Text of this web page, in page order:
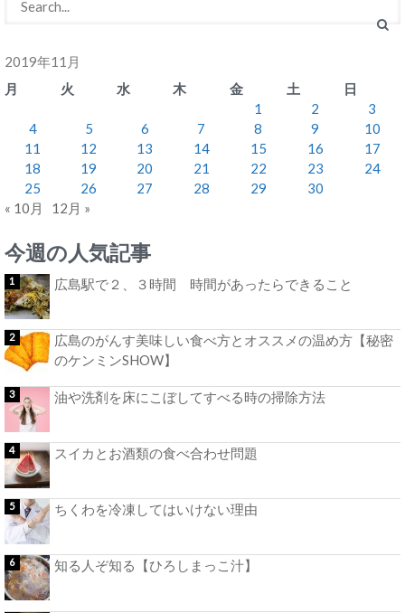
2019年11月
月
火 水 木 金 土
日
1
2
3
4
5 6 7 8 9
10
11
12 13 14 15 16
17
18
19 20 21 22 23
24
25
26 27 28 29
30
« 10月
12月 »
今週の人気記事
広島駅で２、３時間 時間があったらできること
広島のがんす美味しい食べ方とオススメの温め方【秘密
のケンミンSHOW】
油や洗剤を床にこぼしてすべる時の掃除方法
スイカとお酒類の食べ合わせ問題
ちくわを冷凍してはいけない理由
知る人ぞ知る【ひろしまっこ汁】